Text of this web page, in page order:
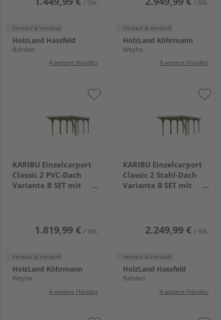
/ Stk.
Verkauf & Versand
HolzLand Hassfeld
Rahden
4 weitere Händler
/ Stk.
Verkauf & Versand
HolzLand Köhrmann
Weyhe
4 weitere Händler
KARIBU Einzelcarport
Classic 2 PVC-Dach
Variante B SET mit
1.819,99 € / Stk.
Verkauf & Versand
HolzLand Köhrmann
Weyhe
4 weitere Händler
KARIBU Einzelcarport
Classic 2 Stahl-Dach
Variante B SET mit
2.249,99 € / Stk.
Verkauf & Versand
HolzLand Hassfeld
Rahden
4 weitere Händler